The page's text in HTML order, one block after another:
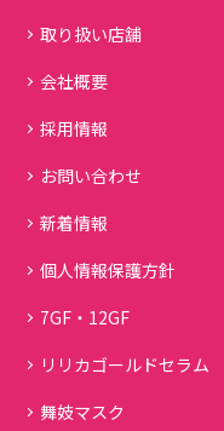
取り扱い店舗
会社概要
採用情報
お問い合わせ
新着情報
個人情報保護方針
7GF・12GF
リリカゴールドセラム
舞妓マスク